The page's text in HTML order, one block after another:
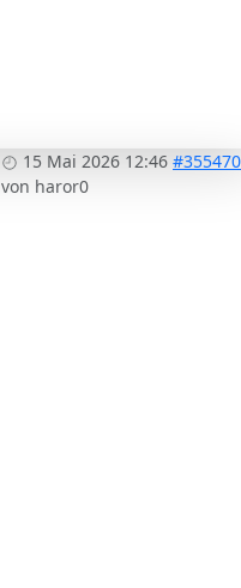
15 Mai 2026 12:46 #355470
von haror0